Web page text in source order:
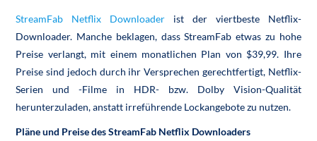
StreamFab Netflix Downloader ist der viertbeste Netflix-
Downloader. Manche beklagen, dass StreamFab etwas zu hohe
Preise verlangt, mit einem monatlichen Plan von $39,99. Ihre
Preise sind jedoch durch ihr Versprechen gerechtfertigt, Netflix-
Serien und -Filme in HDR- bzw. Dolby Vision-Qualität
herunterzuladen, anstatt irreführende Lockangebote zu nutzen.
Pläne und Preise des StreamFab Netflix Downloaders